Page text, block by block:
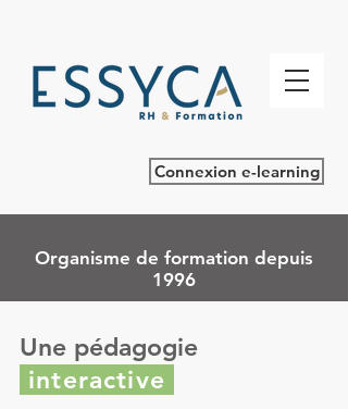
Connexion e-learning
Organisme de formation depuis
1996
Une pédagogie
interactive